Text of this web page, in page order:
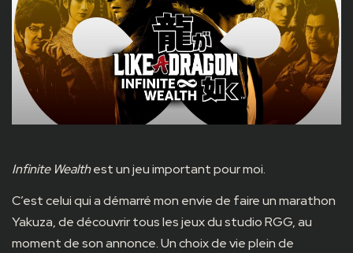
Infinite Wealthest un jeu important pour moi.
C’est celui qui a démarré mon envie de faire un marathon
Yakuza, de découvrir tous les jeux du studio RGG, au
moment de son annonce. Un choix de vie plein de